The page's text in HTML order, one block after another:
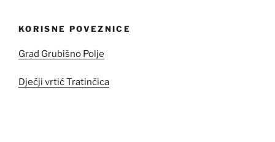
KORISNE POVEZNICE
Grad Grubišno Polje
Dječji vrtić Tratinčica